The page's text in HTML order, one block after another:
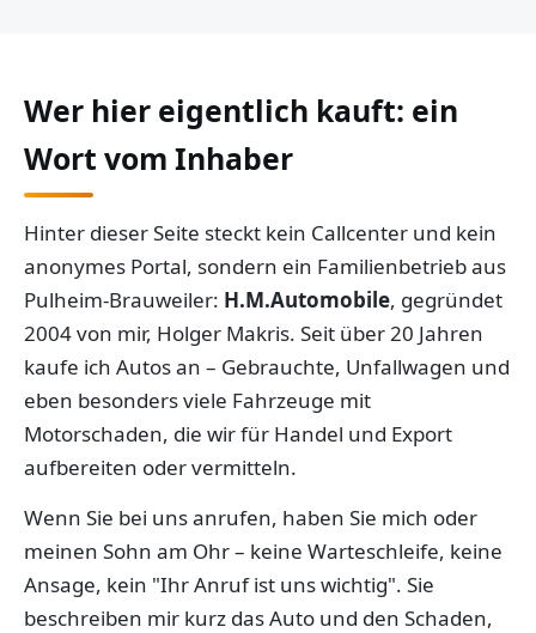
Wer hier eigentlich kauft: ein
Wort vom Inhaber
Hinter dieser Seite steckt kein Callcenter und kein
anonymes Portal, sondern ein Familienbetrieb aus
Pulheim-Brauweiler: H.M.Automobile, gegründet
2004 von mir, Holger Makris. Seit über 20 Jahren
kaufe ich Autos an – Gebrauchte, Unfallwagen und
eben besonders viele Fahrzeuge mit
Motorschaden, die wir für Handel und Export
aufbereiten oder vermitteln.
Wenn Sie bei uns anrufen, haben Sie mich oder
meinen Sohn am Ohr – keine Warteschleife, keine
Ansage, kein "Ihr Anruf ist uns wichtig". Sie
beschreiben mir kurz das Auto und den Schaden,